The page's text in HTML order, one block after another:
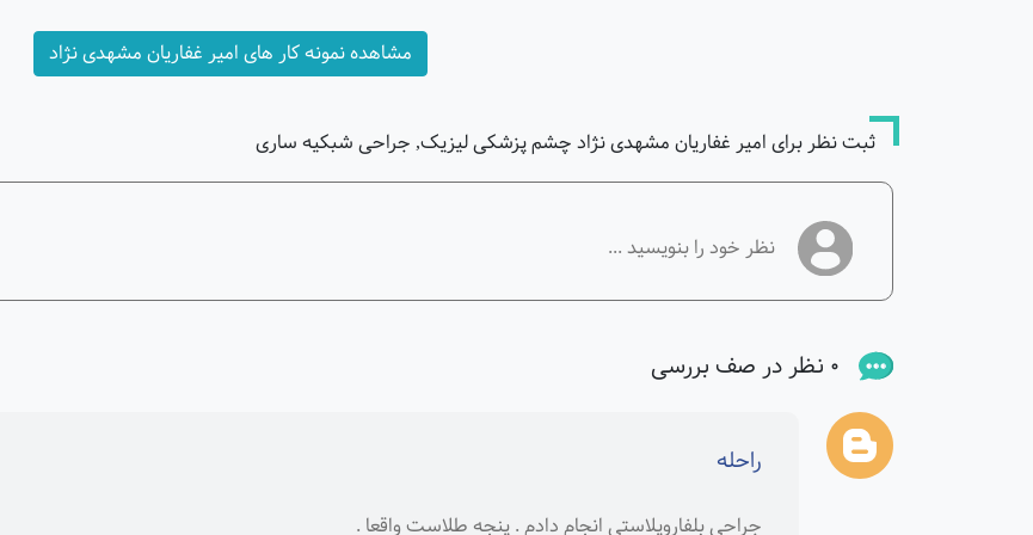
مشاهده نمونه کار های امیر غفاریان مشهدی نژاد
ثبت نظر برای امیر غفاریان مشهدی نژاد چشم پزشکی لیزیک, جراحی شبکیه ساری
0 نظر در صف بررسی
راحله
جراحی بلفاروپلاستی انجام دادم . پنجه طلاست واقعا .